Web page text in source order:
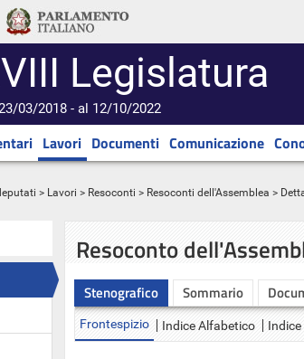
Legislatura
03/2018 - al 12/10/2022
Lavori Documenti Comunicazione
> Lavori > Resoconti > Resoconti dell'Assemblea >
Resoconto
Stenografico Sommario
Frontespizio Indice Alfabetico